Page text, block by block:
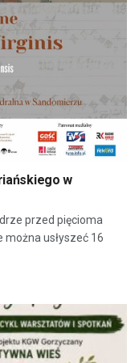
w
przed pięcioma
usłyszeć 16